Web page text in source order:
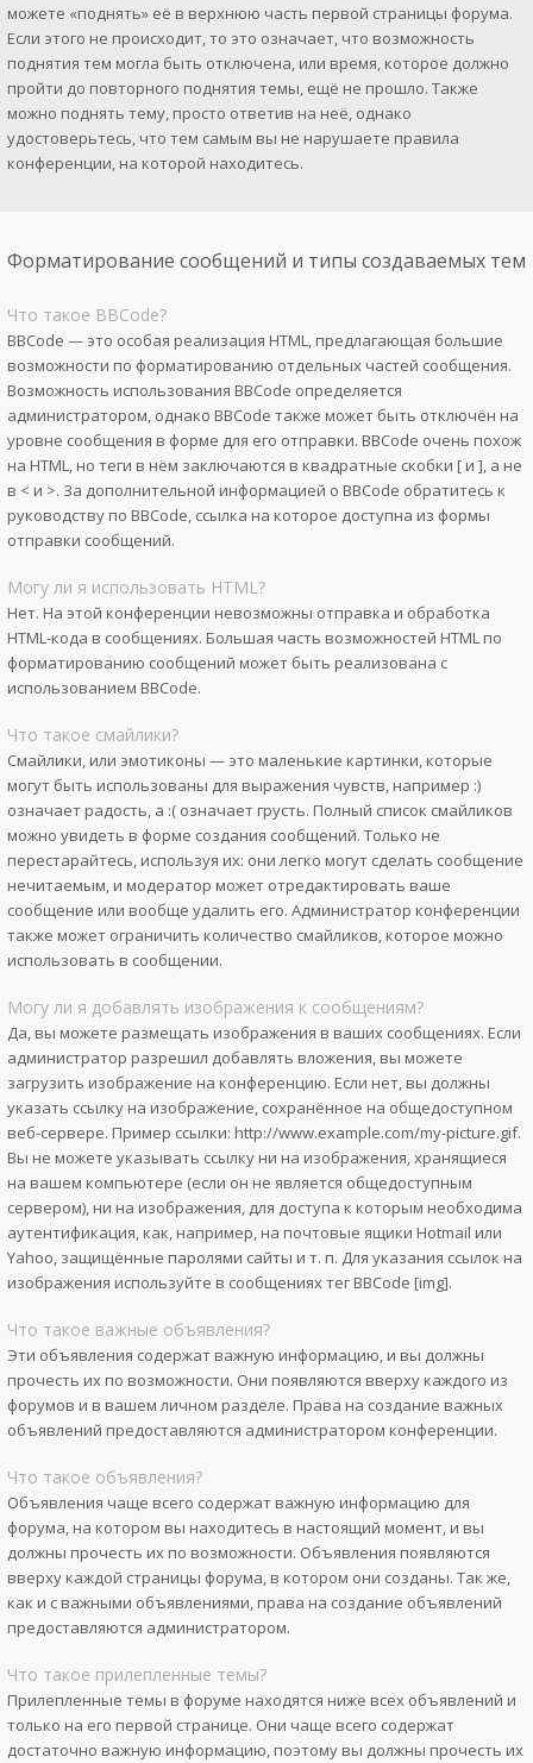
можете «поднять» её в верхнюю часть первой страницы форума.
Если этого не происходит, то это означает, что возможность
поднятия тем могла быть отключена, или время, которое должно
пройти до повторного поднятия темы, ещё не прошло. Также
можно поднять тему, просто ответив на неё, однако
удостоверьтесь, что тем самым вы не нарушаете правила
конференции, на которой находитесь.
Форматирование сообщений и типы создаваемых тем
Что такое BBCode?
BBCode — это особая реализация HTML, предлагающая большие
возможности по форматированию отдельных частей сообщения.
Возможность использования BBCode определяется
администратором, однако BBCode также может быть отключён на
уровне сообщения в форме для его отправки. BBCode очень похож
на HTML, но теги в нём заключаются в квадратные скобки [ и ], а не
в < и >. За дополнительной информацией о BBCode обратитесь к
руководству по BBCode, ссылка на которое доступна из формы
отправки сообщений.
Могу ли я использовать HTML?
Нет. На этой конференции невозможны отправка и обработка
HTML-кода в сообщениях. Большая часть возможностей HTML по
форматированию сообщений может быть реализована с
использованием BBCode.
Что такое смайлики?
Смайлики, или эмотиконы — это маленькие картинки, которые
могут быть использованы для выражения чувств, например :)
означает радость, а :( означает грусть. Полный список смайликов
можно увидеть в форме создания сообщений. Только не
перестарайтесь, используя их: они легко могут сделать сообщение
нечитаемым, и модератор может отредактировать ваше
сообщение или вообще удалить его. Администратор конференции
также может ограничить количество смайликов, которое можно
использовать в сообщении.
Могу ли я добавлять изображения к сообщениям?
Да, вы можете размещать изображения в ваших сообщениях. Если
администратор разрешил добавлять вложения, вы можете
загрузить изображение на конференцию. Если нет, вы должны
указать ссылку на изображение, сохранённое на общедоступном
веб-сервере. Пример ссылки: http://www.example.com/my-picture.gif.
Вы не можете указывать ссылку ни на изображения, хранящиеся
на вашем компьютере (если он не является общедоступным
сервером), ни на изображения, для доступа к которым необходима
аутентификация, как, например, на почтовые ящики Hotmail или
Yahoo, защищённые паролями сайты и т. п. Для указания ссылок на
изображения используйте в сообщениях тег BBCode [img].
Что такое важные объявления?
Эти объявления содержат важную информацию, и вы должны
прочесть их по возможности. Они появляются вверху каждого из
форумов и в вашем личном разделе. Права на создание важных
объявлений предоставляются администратором конференции.
Что такое объявления?
Объявления чаще всего содержат важную информацию для
форума, на котором вы находитесь в настоящий момент, и вы
должны прочесть их по возможности. Объявления появляются
вверху каждой страницы форума, в котором они созданы. Так же,
как и с важными объявлениями, права на создание объявлений
предоставляются администратором.
Что такое прилепленные темы?
Прилепленные темы в форуме находятся ниже всех объявлений и
только на его первой странице. Они чаще всего содержат
достаточно важную информацию, поэтому вы должны прочесть их